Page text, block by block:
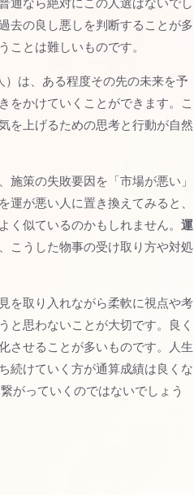
去の良し悪しを判断することが多
ことは難しいものです。
は、ある程度その先の未来を予
をかけていくことができます。こ
を上げるための思考と行動が自然
策の失敗要因を「市場が悪い」
が悪い人に置き換えてみると、
く似ているのかもしれません。 運
、こうした物事の受け取り方や対処
を取り入れながら柔軟に視点や考
と思わないことが大切です。良く
させることが多いものです。人生
続けていく方が通算成績は良くな
がっていくのではないでしょう